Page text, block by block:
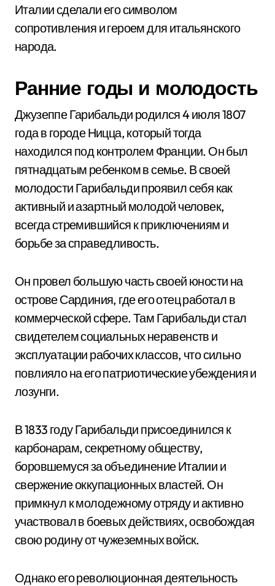
Италии сделали его символом
сопротивления и героем для итальянского
народа.
Ранние годы и молодость
Джузеппе Гарибальди родился 4 июля 1807
года в городе Ницца, который тогда
находился под контролем Франции. Он был
пятнадцатым ребенком в семье. В своей
молодости Гарибальди проявил себя как
активный и азартный молодой человек,
всегда стремившийся к приключениям и
борьбе за справедливость.
Он провел большую часть своей юности на
острове Сардиния, где его отец работал в
коммерческой сфере. Там Гарибальди стал
свидетелем социальных неравенств и
эксплуатации рабочих классов, что сильно
повлияло на его патриотические убеждения и
лозунги.
В 1833 году Гарибальди присоединился к
карбонарам, секретному обществу,
боровшемуся за объединение Италии и
свержение оккупационных властей. Он
примкнул к молодежному отряду и активно
участвовал в боевых действиях, освобождая
свою родину от чужеземных войск.
Однако его революционная деятельность